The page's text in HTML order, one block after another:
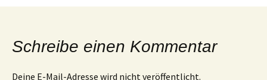
Schreibe einen Kommentar
Deine E-Mail-Adresse wird nicht veröffentlicht.